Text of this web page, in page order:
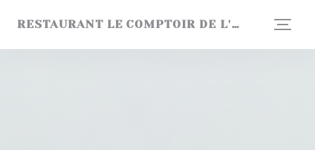
RESTAURANT LE COMPTOIR DE L'ARBORETUM